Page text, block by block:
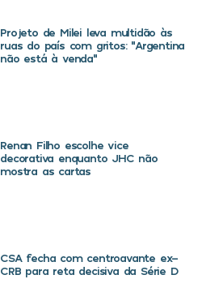
Projeto de Milei leva multidão às
ruas do país com gritos: “Argentina
não está à venda”
Renan Filho escolhe vice
decorativa enquanto JHC não
mostra as cartas
CSA fecha com centroavante ex-
CRB para reta decisiva da Série D